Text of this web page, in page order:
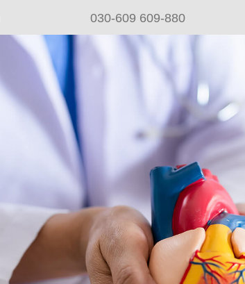
030-609 609-880